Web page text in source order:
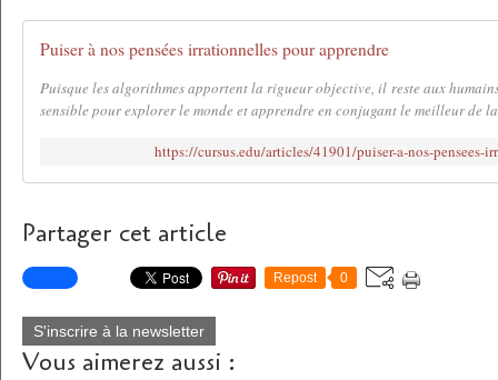
Puiser à nos pensées irrationnelles pour apprendre
Puisque les algorithmes apportent la rigueur objective, il reste aux
sensible pour explorer le monde et apprendre en conjugant le meilleur de
https://cursus.edu/articles/41901/puiser-a-nos-pensees-
Partager cet article
Repost 0
S'inscrire à la newsletter
Vous aimerez aussi :